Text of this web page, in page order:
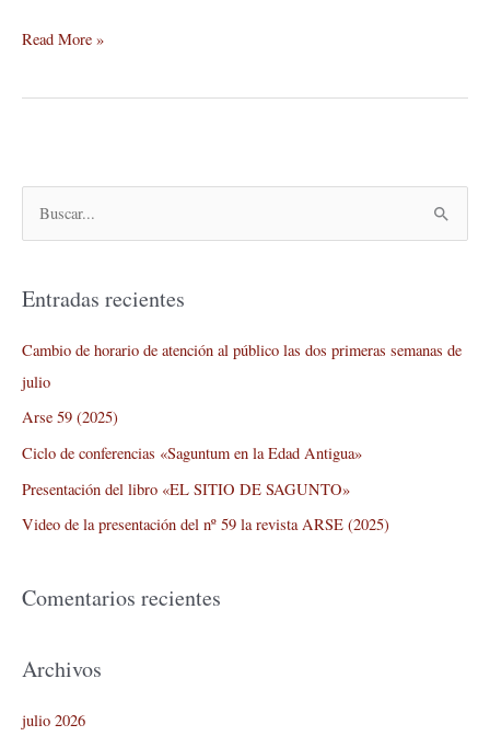
Read More »
c
a
r
p
Entradas recientes
Cambio de horario de atención al público las dos primeras semanas de
julio
Arse 59 (2025)
Ciclo de conferencias «Saguntum en la Edad Antigua»
Presentación del libro «EL SITIO DE SAGUNTO»
Video de la presentación del nº 59 la revista ARSE (2025)
Comentarios recientes
Archivos
julio 2026